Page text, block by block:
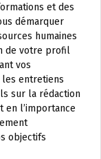
et des
démarquer
humaines
de votre profil
vos
entretiens
sur la rédaction
en l’importance
objectifs